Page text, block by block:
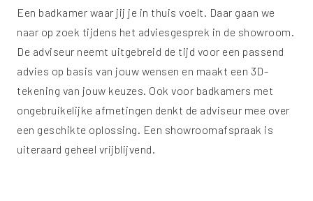
Een badkamer waar jij je in thuis voelt. Daar gaan we
naar op zoek tijdens het adviesgesprek in de showroom.
De adviseur neemt uitgebreid de tijd voor een passend
advies op basis van jouw wensen en maakt een 3D-
tekening van jouw keuzes. Ook voor badkamers met
ongebruikelijke afmetingen denkt de adviseur mee over
een geschikte oplossing. Een showroomafspraak is
uiteraard geheel vrijblijvend.